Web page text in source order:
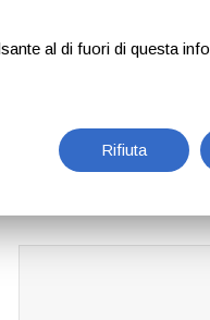
al di fuori di questa
Rifiuta